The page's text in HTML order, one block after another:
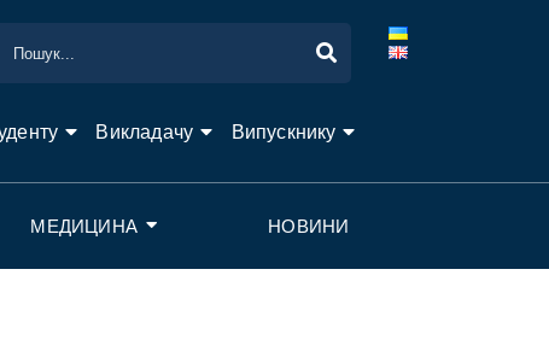
Викладачу Випускнику
МЕДИЦИНА НОВИНИ